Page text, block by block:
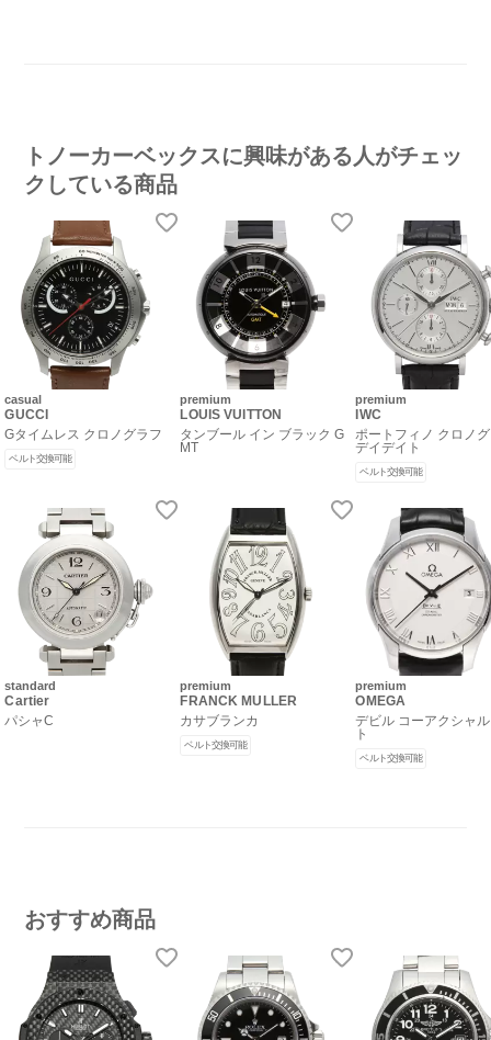
トノーカーベックスに興味がある人がチェッ
クしている商品
casual
GUCCI
Gタイムレス クロノグラフ
ベルト交換可能
standard
Cartier
パシャC
premium
LOUIS VUITTON
タンブール イン ブラック G
MT
premium
FRANCK MULLER
カサブランカ
ベルト交換可能
premium
IWC
ポートフィノ クロノ
デイデイト
ベルト交換可能
premium
OMEGA
デビル コーアクシャ
ト
ベルト交換可能
おすすめ商品